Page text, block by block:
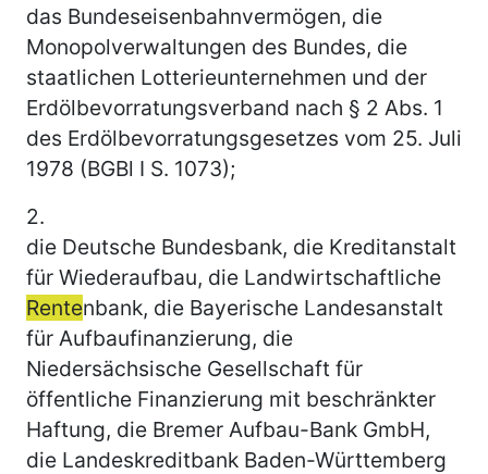
das Bundeseisenbahnvermögen, die
Monopolverwaltungen des Bundes, die
staatlichen Lotterieunternehmen und der
Erdölbevorratungsverband nach § 2 Abs. 1
des Erdölbevorratungsgesetzes vom 25. Juli
1978 (BGBl I S. 1073);
2.
die Deutsche Bundesbank, die Kreditanstalt
für Wiederaufbau, die Landwirtschaftliche
Rentenbank, die Bayerische Landesanstalt
für Aufbaufinanzierung, die
Niedersächsische Gesellschaft für
öffentliche Finanzierung mit beschränkter
Haftung, die Bremer Aufbau-Bank GmbH,
die Landeskreditbank Baden-Württemberg